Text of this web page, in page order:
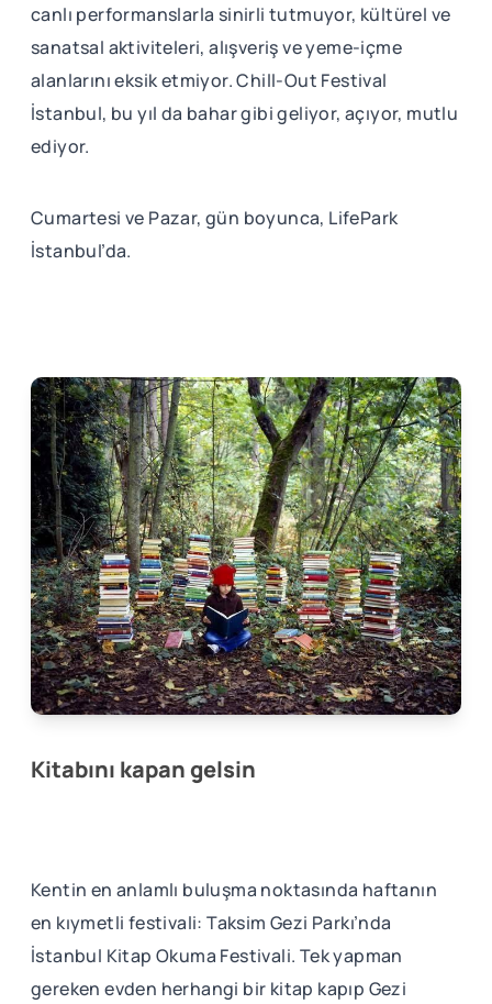
canlı performanslarla sinirli tutmuyor, kültürel ve
sanatsal aktiviteleri, alışveriş ve yeme-içme
alanlarını eksik etmiyor. Chill-Out Festival
İstanbul, bu yıl da bahar gibi geliyor, açıyor, mutlu
ediyor.
Cumartesi ve Pazar, gün boyunca, LifePark
İstanbul’da.
Kitabını kapan gelsin
Kentin en anlamlı buluşma noktasında haftanın
en kıymetli festivali: Taksim Gezi Parkı’nda
İstanbul Kitap Okuma Festivali. Tek yapman
gereken evden herhangi bir kitap kapıp Gezi